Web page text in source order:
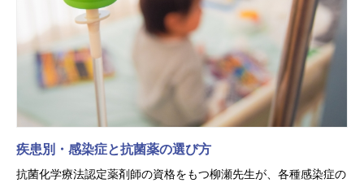
疾患別・感染症と抗菌薬の選び方
抗菌化学療法認定薬剤師の資格をもつ柳瀬先生が、各種感染症の